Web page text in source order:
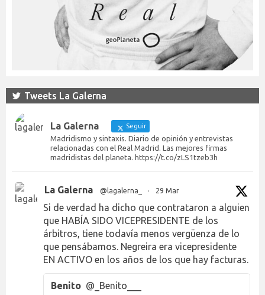
Tweets La Galerna
La Galerna Seguir
Madridismo y sintaxis. Diario de opinión y entrevistas
relacionadas con el Real Madrid. Las mejores firmas
madridistas del planeta. https://t.co/zLS1tzeb3h
La Galerna @lagalerna_ · 29 Mar
Si de verdad ha dicho que contrataron a alguien
que HABÍA SIDO VICEPRESIDENTE de los
árbitros, tiene todavía menos vergüenza de lo
que pensábamos. Negreira era vicepresidente
EN ACTIVO en los años de los que hay facturas.
Benito @_Benito___